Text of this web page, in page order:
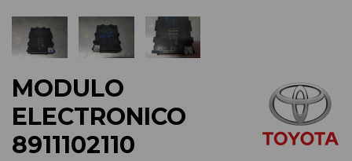
MODULO
ELECTRONICO
8911102110